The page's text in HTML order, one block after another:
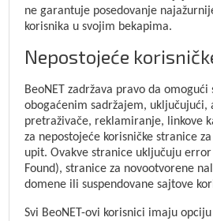
ne garantuje posedovanje
korisnika u svojim bekapima.
Nepostojeće
BeoNET zadržava pravo da omogući
obogaćenim sadržajem, uključujući,
pretraživače, reklamiranje, linkove
za nepostojeće korisničke stranice
upit. Ovakve stranice uključuju
Found), stranice za novootvorene
domene ili suspendovane sajtove
Svi BeoNET-ovi korisnici imaju